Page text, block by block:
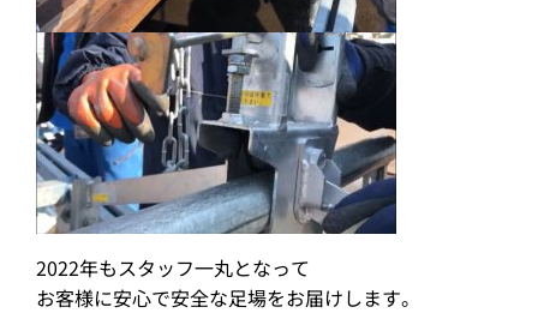
2022年もスタッフ一丸となって
お客様に安心で安全な足場をお届けします。